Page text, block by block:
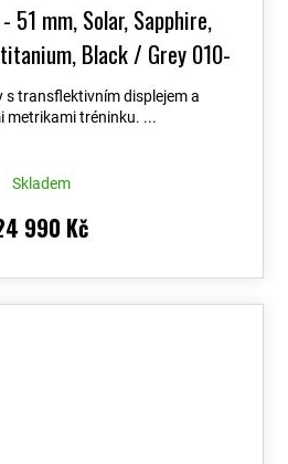
51 mm, Solar, Sapphire,
Black / Grey 010-
výměny do 90 dní + Topo
PRO Voucher
s transflektivním displejem a
metrikami tréninku. ...
Skladem
990 Kč